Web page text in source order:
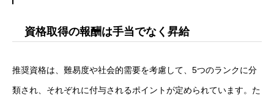
新卒採用エントリー
キャリア採用エントリー
資格取得の報酬は手当でなく昇給
推奨資格は、難易度や社会的需要を考慮して、5つのランクに分
類され、それぞれに付与されるポイントが定められています。た